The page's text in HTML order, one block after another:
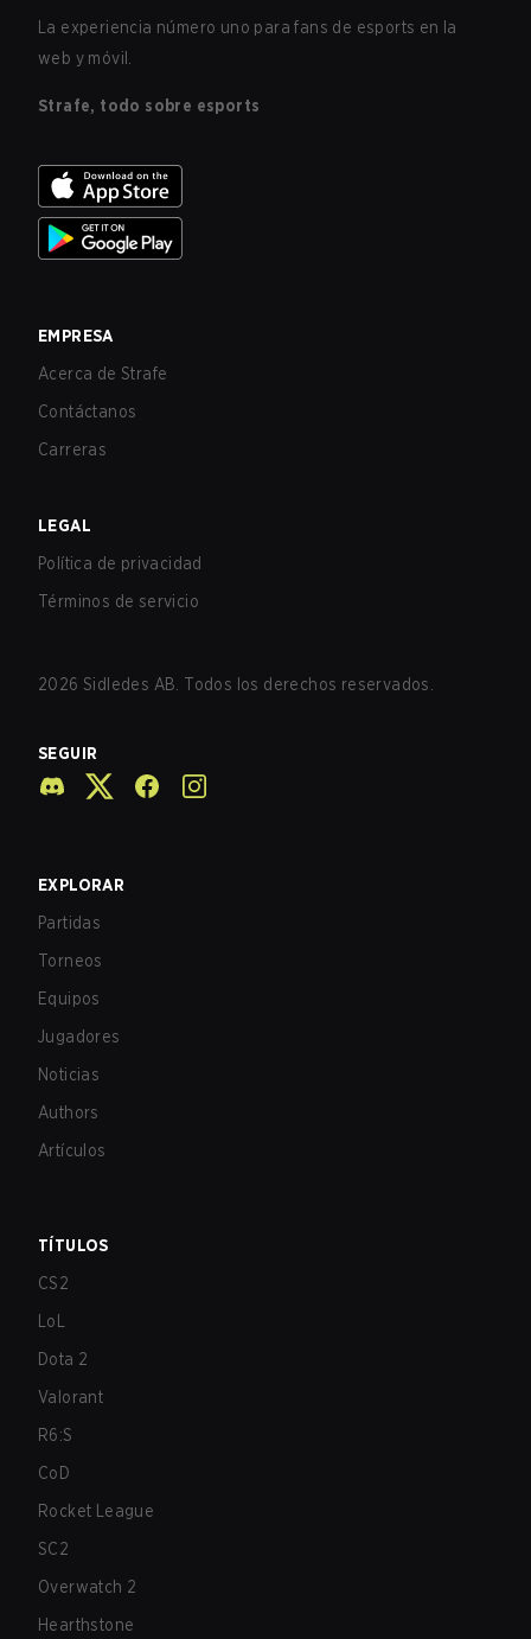
La experiencia número uno para fans de esports en la
web y móvil.
Strafe, todo sobre esports
EMPRESA
Acerca de Strafe
Contáctanos
Carreras
LEGAL
Política de privacidad
Términos de servicio
2026 Sidledes AB. Todos los derechos reservados.
SEGUIR
EXPLORAR
Partidas
Torneos
Equipos
Jugadores
Noticias
Authors
Artículos
TÍTULOS
CS2
LoL
Dota 2
Valorant
R6:S
CoD
Rocket League
SC2
Overwatch 2
Hearthstone